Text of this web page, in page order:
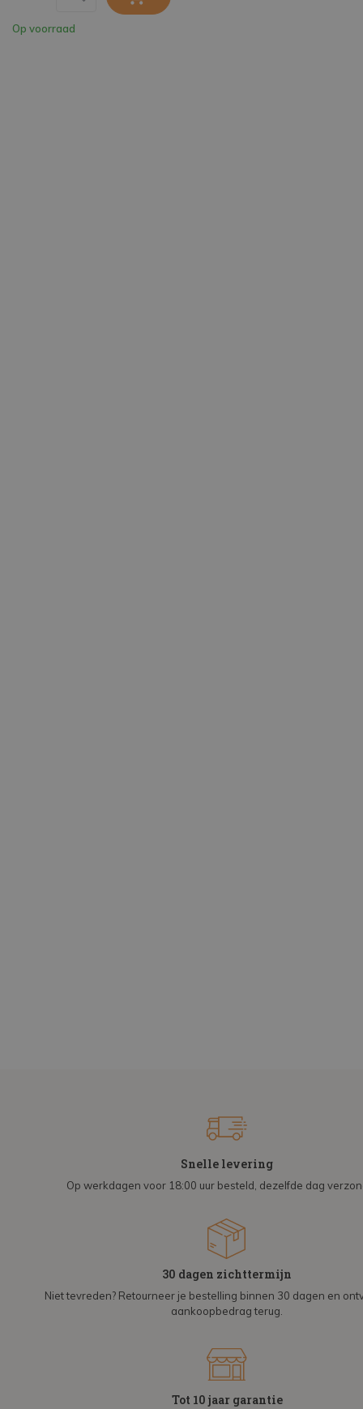
Op voorraad
Snelle levering
Op werkdagen voor 18:00 uur besteld, dezelfde dag
30 dagen zichttermijn
Niet tevreden? Retourneer je bestelling binnen 30 dagen en
aankoopbedrag terug.
Tot 10 jaar garantie